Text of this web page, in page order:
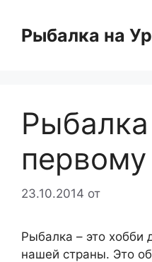
содержимому
Рыбалка на
23.10.2014 от
Рыбалка – это хобби
нашей страны. Это